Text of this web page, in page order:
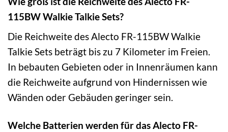
115BW Walkie Talkie Sets?
Die Reichweite des Alecto FR-115BW Walkie
Talkie Sets beträgt bis zu 7 Kilometer im Freien.
In bebauten Gebieten oder in Innenräumen kann
die Reichweite aufgrund von Hindernissen wie
Wänden oder Gebäuden geringer sein.
Welche Batterien werden für das Alecto FR-